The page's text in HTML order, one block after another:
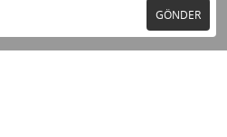
GÖNDER